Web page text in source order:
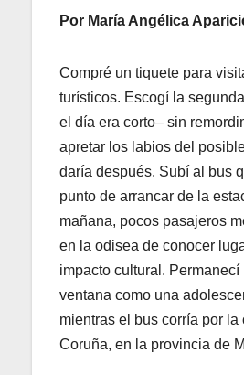
Por María Angélica
Compré un tiquete para
turísticos. Escogí la
el día era corto– sin
apretar los labios del
daría después. Subí al bus
punto de arrancar de la
mañana, pocos pasajeros
en la odisea de conocer
impacto cultural. Permanecí
ventana como una
mientras el bus corría por la
Coruña, en la provincia de